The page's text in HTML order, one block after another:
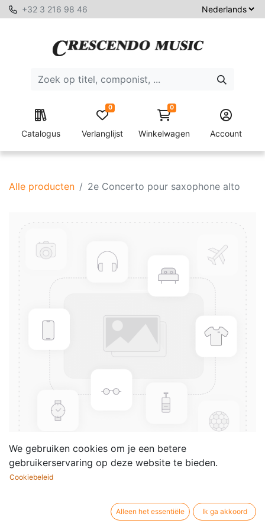
+32 3 216 98 46
Catalogus Verlanglijst
0 0
Winkelwagen Account
Alle producten 2e Concerto pour saxophone alto
2e Concerto pour saxophone
We gebruiken cookies om je een betere
gebruikerservaring op deze website te bieden.
Cookiebeleid
Alleen het essentiële Ik ga akkoord